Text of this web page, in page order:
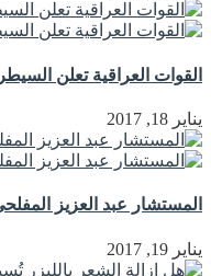
القوات العراقية تعلن
يناير 18, 2017
المستشار عبد العزيز
يناير 19, 2017